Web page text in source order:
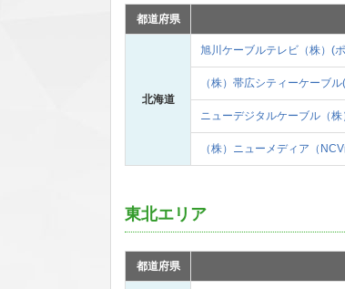
都道府県
北海道
旭川ケーブルテレビ（株）(
（株）帯広シティーケーブ
ニューデジタルケーブル（株
（株）ニューメディア（
東北エリア
都道府県